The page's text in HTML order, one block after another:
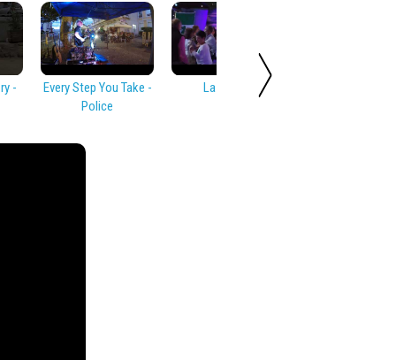
-
Every Step You Take -
Police
La Bamba